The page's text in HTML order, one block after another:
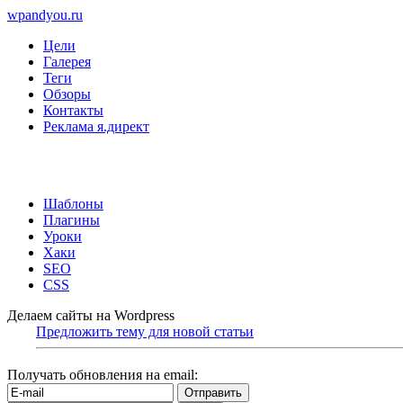
wpandyou.ru
Цели
Галерея
Теги
Обзоры
Контакты
Реклама я.директ
Шаблоны
Плагины
Уроки
Хаки
SEO
CSS
Делаем сайты на Wordpress
Предложить тему для новой статьи
Получать обновления на email: